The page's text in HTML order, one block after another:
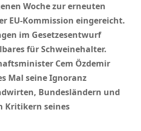
Woche zur erneuten
EU-Kommission eingereicht.
im Gesetzesentwurf
für Schweinehalter.
Cem Özdemir
Mal seine Ignoranz
Bundesländern und
Kritikern seines